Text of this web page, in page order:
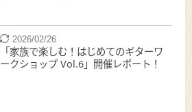
2026/02/26
「家族で楽しむ！はじめてのギターワ
ークショップ Vol.6」開催レポート！